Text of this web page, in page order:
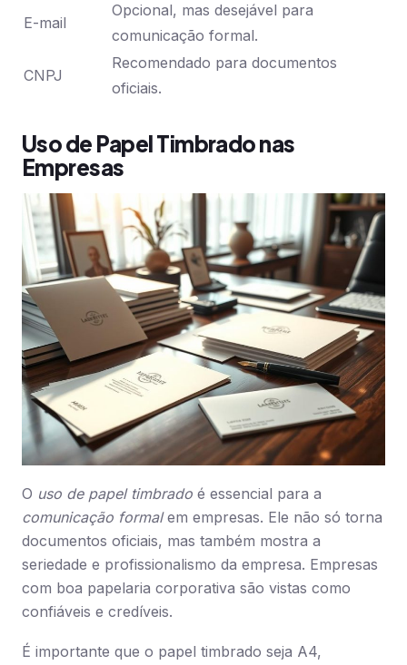
E-mail
Opcional, mas desejável para
comunicação formal.
CNPJ
Recomendado para documentos
oficiais.
Uso de Papel Timbrado nas
Empresas
O uso de papel timbrado é essencial para a
comunicação formalem empresas. Ele não só torna
documentos oficiais, mas também mostra a
seriedade e profissionalismo da empresa. Empresas
com boa papelaria corporativa são vistas como
confiáveis e credíveis.
É importante que o papel timbrado seja A4,